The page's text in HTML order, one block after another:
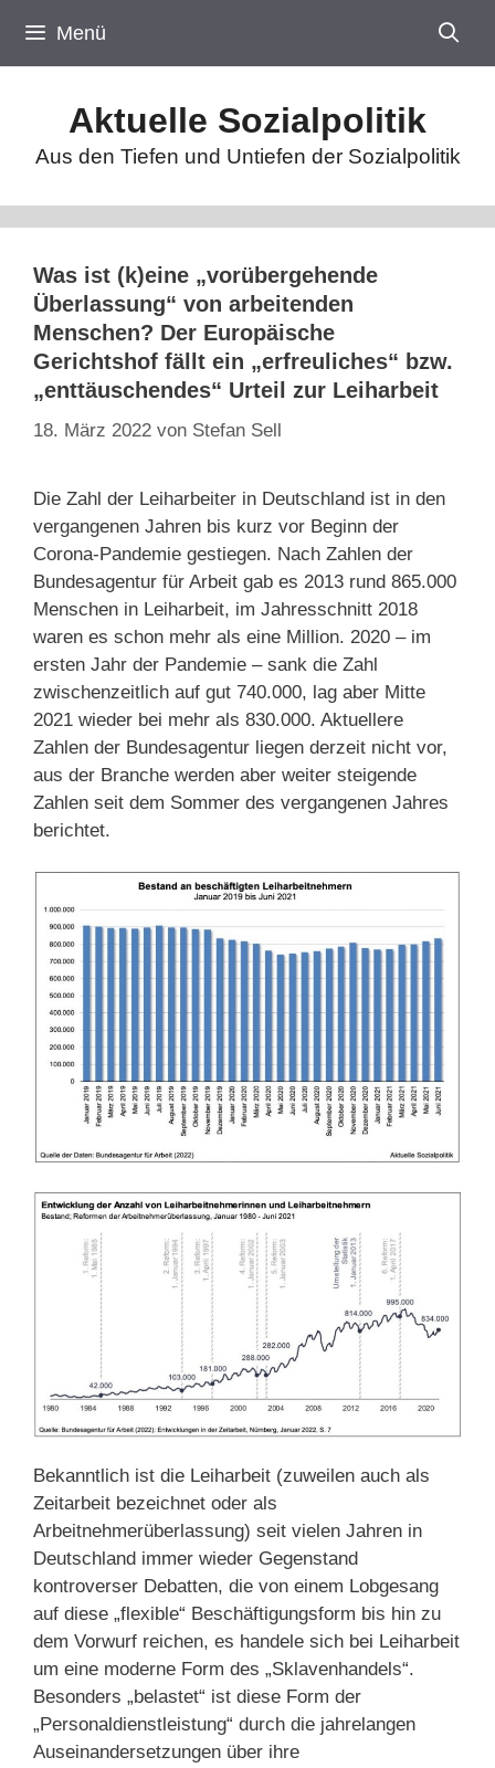
Inhalt
springen
Menü
Aktuelle Sozialpolitik
Aus den Tiefen und Untiefen der Sozialpolitik
Was ist (k)eine „vorübergehende
Überlassung“ von arbeitenden
Menschen? Der Europäische
Gerichtshof fällt ein „erfreuliches“ bzw.
„enttäuschendes“ Urteil zur Leiharbeit
18. März 2022 von Stefan Sell
Die Zahl der Leiharbeiter in Deutschland ist in den
vergangenen Jahren bis kurz vor Beginn der
Corona-Pandemie gestiegen. Nach Zahlen der
Bundesagentur für Arbeit gab es 2013 rund 865.000
Menschen in Leiharbeit, im Jahresschnitt 2018
waren es schon mehr als eine Million. 2020 – im
ersten Jahr der Pandemie – sank die Zahl
zwischenzeitlich auf gut 740.000, lag aber Mitte
2021 wieder bei mehr als 830.000. Aktuellere
Zahlen der Bundesagentur liegen derzeit nicht vor,
aus der Branche werden aber weiter steigende
Zahlen seit dem Sommer des vergangenen Jahres
berichtet.
Bekanntlich ist die Leiharbeit (zuweilen auch als
Zeitarbeit bezeichnet oder als
Arbeitnehmerüberlassung) seit vielen Jahren in
Deutschland immer wieder Gegenstand
kontroverser Debatten, die von einem Lobgesang
auf diese „flexible“ Beschäftigungsform bis hin zu
dem Vorwurf reichen, es handele sich bei Leiharbeit
um eine moderne Form des „Sklavenhandels“.
Besonders „belastet“ ist diese Form der
„Personaldienstleistung“ durch die jahrelangen
Auseinandersetzungen über ihre